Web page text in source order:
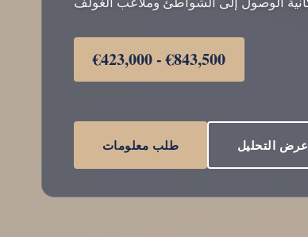
€423,000 - €843,500
طلب معلومات عرض التحليل